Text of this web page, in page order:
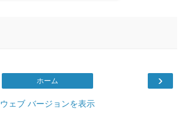
›
ホーム
ウェブ バージョンを表示